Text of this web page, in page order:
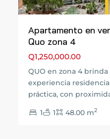
Apartamento en
Quo zona 4
Q1,250,000.00
QUO en zona 4 brinda
experiencia
práctica, con
1 1 48.00 m2